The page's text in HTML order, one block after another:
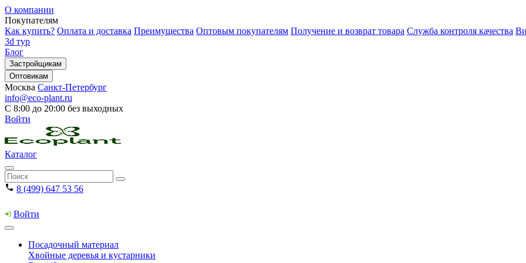
О компании
Покупателям
Как купить? Оплата и доставка Преимущества Оптовым покупателям Получение и возврат товара Служба контроля качества
3d тур
Блог
Застройщикам
Оптовикам
Москва Санкт-Петербург
info@eco-plant.ru
С 8:00 до 20:00 без выходных
Войти
Каталог
8 (499) 647 53 56
Войти
Посадочный материал
Хвойные деревья и кустарники